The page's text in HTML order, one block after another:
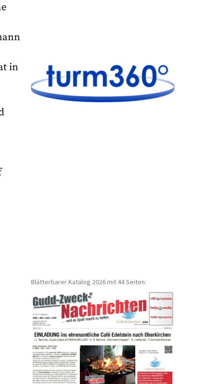
in
Blätterbarer Katalog 2026 mit 44 Seiten: